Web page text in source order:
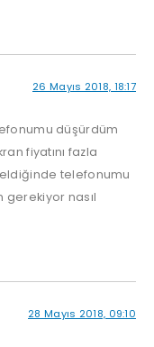
26 Mayıs 2018, 18:17
düşürdüm
fiyatını fazla
telefonumu
gerekiyor nasıl
28 Mayıs 2018, 09:10